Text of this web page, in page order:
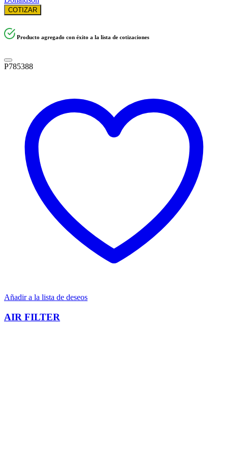
COTIZAR
Producto agregado con éxito a la lista de cotizaciones
P785388
Añadir a la lista de deseos
AIR FILTER